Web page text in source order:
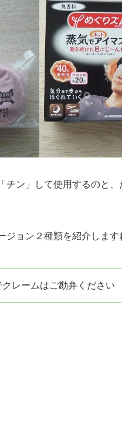
ン」して使用するのと
ョン２種類を紹介します
レームはご勘弁ください